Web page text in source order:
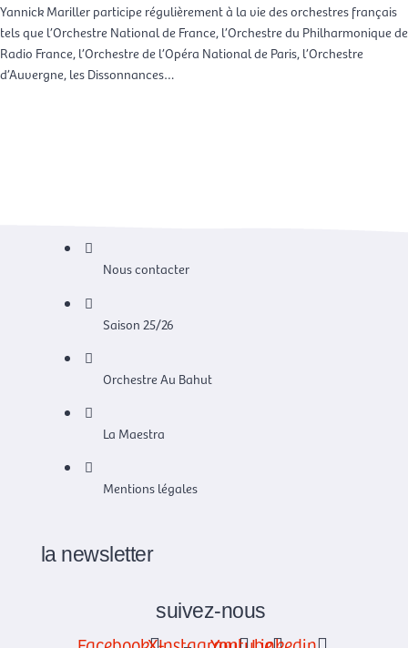
Yannick Mariller participe régulièrement à la vie des orchestres français
tels que l’Orchestre National de France, l’Orchestre du Philharmonique de
Radio France, l’Orchestre de l’Opéra National de Paris, l’Orchestre
d’Auvergne, les Dissonnances…
Nous contacter
Saison 25/26
Orchestre Au Bahut
La Maestra
Mentions légales
la newsletter
suivez-nous